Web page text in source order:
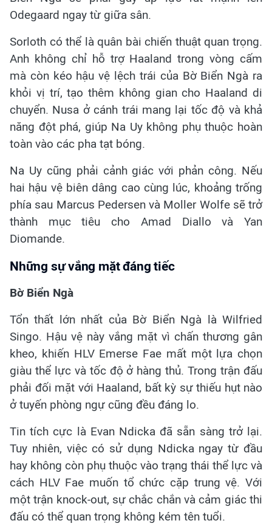
Odegaard ngay từ giữa sân.
Sorloth có thể là quân bài chiến thuật quan trọng.
Anh không chỉ hỗ trợ Haaland trong vòng cấm
mà còn kéo hậu vệ lệch trái của Bờ Biển Ngà ra
khỏi vị trí, tạo thêm không gian cho Haaland di
chuyển. Nusa ở cánh trái mang lại tốc độ và khả
năng đột phá, giúp Na Uy không phụ thuộc hoàn
toàn vào các pha tạt bóng.
Na Uy cũng phải cảnh giác với phản công. Nếu
hai hậu vệ biên dâng cao cùng lúc, khoảng trống
phía sau Marcus Pedersen và Moller Wolfe sẽ trở
thành mục tiêu cho Amad Diallo và Yan
Diomande.
Những sự vắng mặt đáng tiếc
Bờ Biển Ngà
Tổn thất lớn nhất của Bờ Biển Ngà là Wilfried
Singo. Hậu vệ này vắng mặt vì chấn thương gân
kheo, khiến HLV Emerse Fae mất một lựa chọn
giàu thể lực và tốc độ ở hàng thủ. Trong trận đấu
phải đối mặt với Haaland, bất kỳ sự thiếu hụt nào
ở tuyến phòng ngự cũng đều đáng lo.
Tin tích cực là Evan Ndicka đã sẵn sàng trở lại.
Tuy nhiên, việc có sử dụng Ndicka ngay từ đầu
hay không còn phụ thuộc vào trạng thái thể lực và
cách HLV Fae muốn tổ chức cặp trung vệ. Với
một trận knock-out, sự chắc chắn và cảm giác thi
đấu có thể quan trọng không kém tên tuổi.